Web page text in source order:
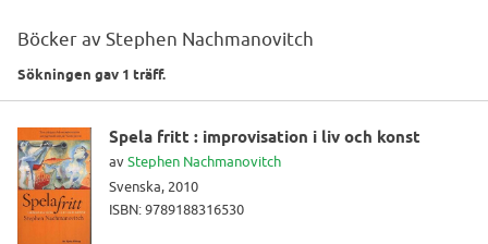
Böcker av Stephen Nachmanovitch
Sökningen gav 1 träff.
Spela fritt : improvisation i liv och konst
avStephen Nachmanovitch
Svenska, 2010
ISBN: 9789188316530